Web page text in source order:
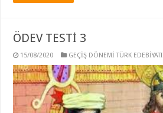
ÖDEV TESTİ 3
15/08/2020 GEÇİŞ DÖNEMİ TÜRK EDEBİYATI